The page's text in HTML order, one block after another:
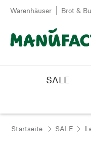
Zum Inhalt springen
Warenhäuser Brot &
SALE
Startseite SALE